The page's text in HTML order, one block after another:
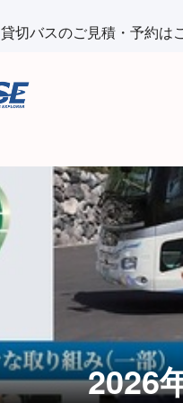
貸切バスのご見積・予約は
2026